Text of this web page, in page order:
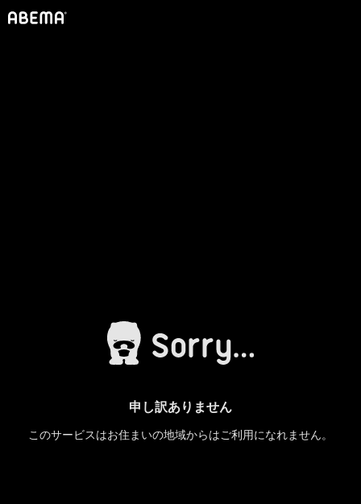
申し訳ありません
このサービスはお住まいの地域からはご利用になれません。